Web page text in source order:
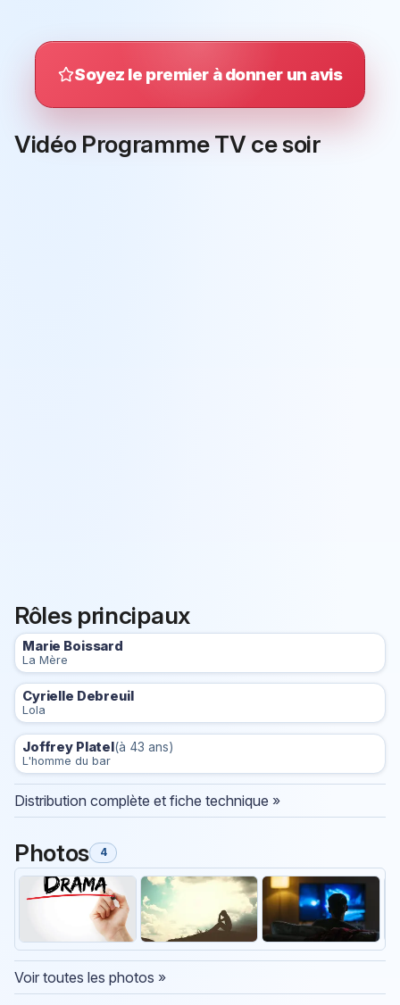
Soyez le premier à donner un avis
Vidéo Programme TV ce soir
Rôles principaux
Marie Boissard
La Mère
Cyrielle Debreuil
Lola
Joffrey Platel(à 43 ans)
L'homme du bar
Distribution complète et fiche technique »
Photos 4
Voir toutes les photos »